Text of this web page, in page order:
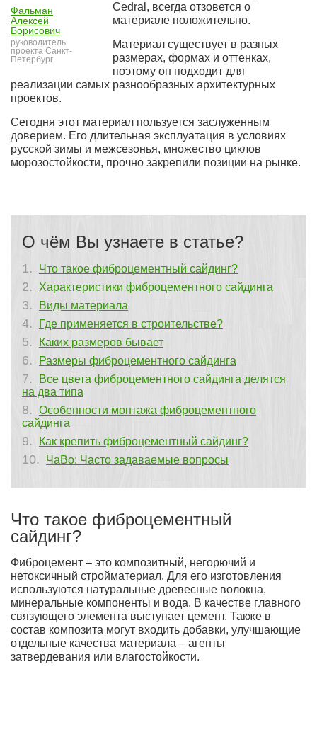
Фальман
Алексей
Борисович
руководитель
проекта Санкт-
Петербург
Cedral, всегда отзовется о
материале положительно.
Материал существует в разных
размерах, формах и оттенках,
поэтому он подходит для
реализации самых разнообразных архитектурных
проектов.
Сегодня этот материал пользуется заслуженным
доверием. Его длительная эксплуатация в условиях
русской зимы и межсезонья, множество циклов
морозостойкости, прочно закрепили позиции на рынке.
О чём Вы узнаете в статье?
Что такое фиброцементный сайдинг?
Характеристики фиброцементного сайдинга
Виды материала
Где применяется в строительстве?
Каких размеров бывает
Размеры фиброцементного сайдинга
Все цвета фиброцементного сайдинга делятся
на два типа
Особенности монтажа фиброцементного
сайдинга
Как крепить фиброцементный сайдинг?
ЧаВо: Часто задаваемые вопросы
Что такое фиброцементный
сайдинг?
Фиброцемент – это композитный, негорючий и
нетоксичный стройматериал. Для его изготовления
используются натуральные древесные волокна,
минеральные компоненты и вода. В качестве главного
связующего элемента выступает цемент. Также в
состав композита могут входить добавки, улучшающие
отдельные качества материала – агенты
затвердевания или влагостойкости.